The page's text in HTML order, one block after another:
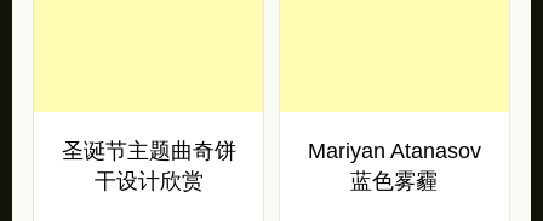
圣诞节主题曲奇饼
干设计欣赏
Mariyan Atanasov
蓝色雾霾